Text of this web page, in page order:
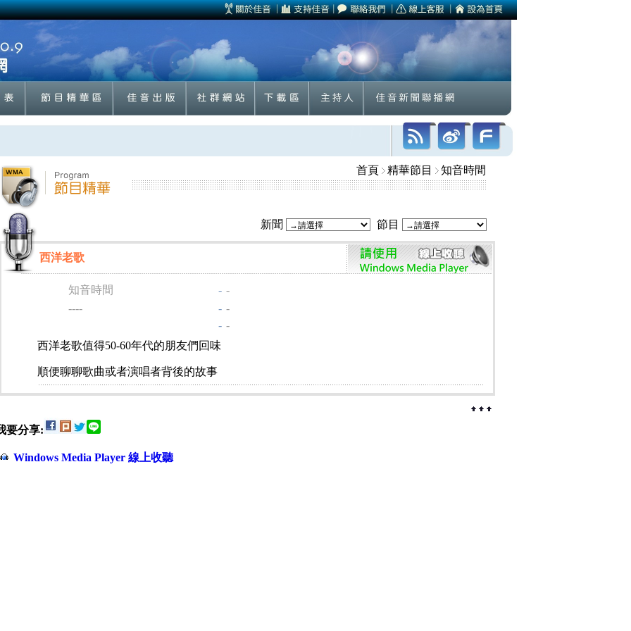
首頁 精華節目 知音時間
新聞 節目
西洋老歌
知音時間 - -
----
- -
- -
西洋老歌值得50-60年代的朋友們回味
順便聊聊歌曲或者演唱者背後的故事
要分享:
Windows Media Player 線上收聽